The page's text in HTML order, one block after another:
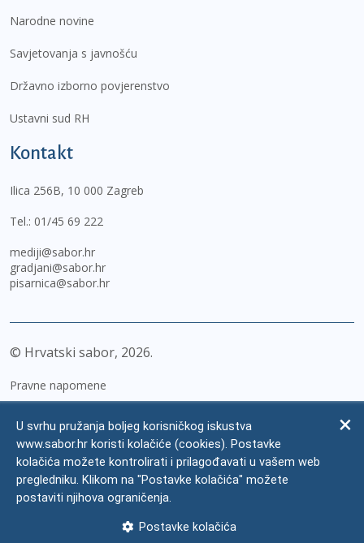
Narodne novine
Savjetovanja s javnošću
Državno izborno povjerenstvo
Ustavni sud RH
Kontakt
Ilica 256B, 10 000 Zagreb
Tel.: 01/45 69 222
mediji@sabor.hr
gradjani@sabor.hr
pisarnica@sabor.hr
© Hrvatski sabor, 2026
Pravne napomene
Zaštita osobnih podataka
Impressum
Česta pitanja
U svrhu pružanja boljeg korisničkog iskustva
www.sabor.hr koristi kolačiće (cookies). Postavke
kolačića možete kontrolirati i prilagođavati u vašem web
pregledniku. Klikom na "Postavke kolačića" možete
postaviti njihova ograničenja.
Postavke kolačića